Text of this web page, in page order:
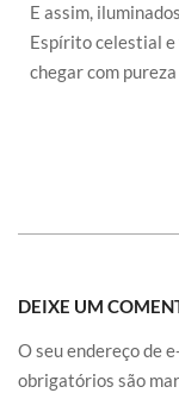
E assim,
Espírito celestial e
chegar com
DEIXE UM
O seu endereço de
obrigatórios são